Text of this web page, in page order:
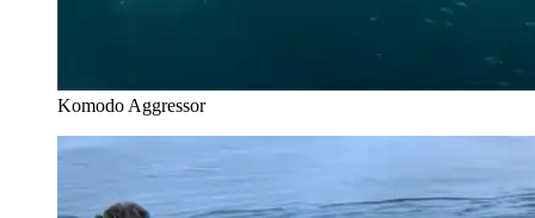
Komodo Aggressor